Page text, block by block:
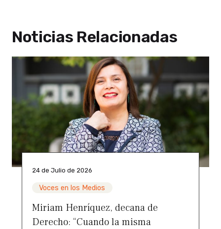
Noticias Relacionadas
24 de Julio de 2026
Voces en los Medios
Miriam Henríquez, decana de
Derecho: “Cuando la misma